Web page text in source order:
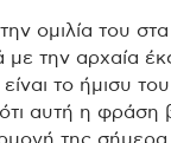
ομιλία του στα
με την αρχαία
το ήμισυ
ότι αυτή η φράση